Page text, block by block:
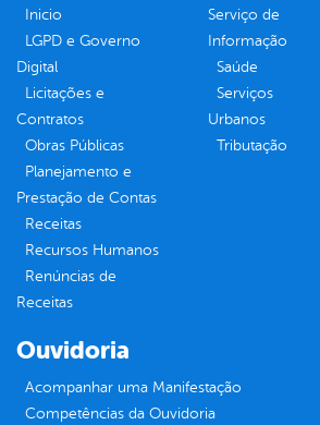
Inicio
LGPD e Governo
Digital
Licitações e
Contratos
Obras Públicas
Planejamento e
Prestação de Contas
Receitas
Recursos Humanos
Renúncias de
Receitas
Serviço de
Informação
Saúde
Serviços
Urbanos
Tributação
Ouvidoria
Acompanhar uma Manifestação
Competências da Ouvidoria